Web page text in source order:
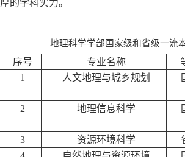
的学科实力。
地理科学学部 国家级和省级一流
序号 专业名称
1
人文地理与城乡规划
2 地理信息科学
3 资源环境科学